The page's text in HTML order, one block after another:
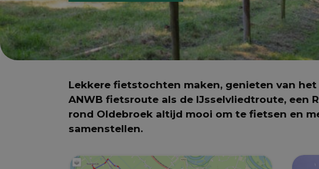
Lekkere fietstochten maken, genieten van
ANWB fietsroute als de IJsselvliedtroute, een
rond Oldebroek altijd mooi om te fietsen en
samenstellen.